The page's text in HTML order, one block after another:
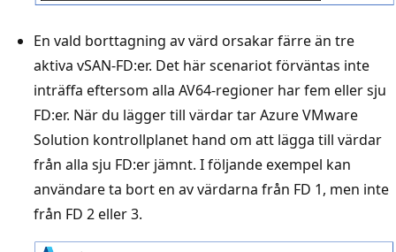
En vald borttagning av värd orsakar färre än tre
aktiva vSAN-FD:er. Det här scenariot förväntas inte
inträffa eftersom alla AV64-regioner har fem eller sju
FD:er. När du lägger till värdar tar Azure VMware
Solution kontrollplanet hand om att lägga till värdar
från alla sju FD:er jämnt. I följande exempel kan
användare ta bort en av värdarna från FD 1, men inte
från FD 2 eller 3.